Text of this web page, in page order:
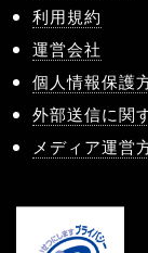
利用規約
運営会社
個人情報保護
外部送信に関
メディア運営